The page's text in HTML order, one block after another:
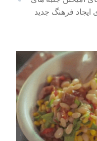
فرهنگ جدید